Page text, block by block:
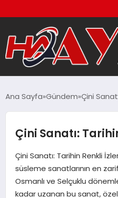
DÜNYA
EĞITIM
EKONOMI
MAGAZIN
Ana Sayfa Gündem Çini
Çini Sanatı:
Çini Sanatı: Tarihin Renkli
süsleme sanatlarının en
Osmanlı ve Selçuklu
kadar uzanan bu sanat,